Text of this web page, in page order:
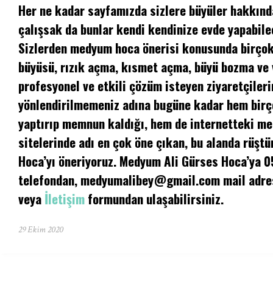
Her ne kadar sayfamızda sizlere büyüler
çalışsak da bunlar kendi kendinize evde
Sizlerden medyum hoca önerisi konusunda
büyüsü, rızık açma, kısmet açma, büyü bozma
profesyonel ve etkili çözüm isteyen
yönlendirilmemeniz adına bugüne kadar hem
yaptırıp memnun kaldığı, hem de internetteki
sitelerinde adı en çok öne çıkan, bu alanda
Hoca’yı öneriyoruz. Medyum Ali Gürses Hoca’ya
telefondan,medyumalibey@gmail.commail
veyaİletişimformundan ulaşabilirsiniz.
29 Ekim 2020